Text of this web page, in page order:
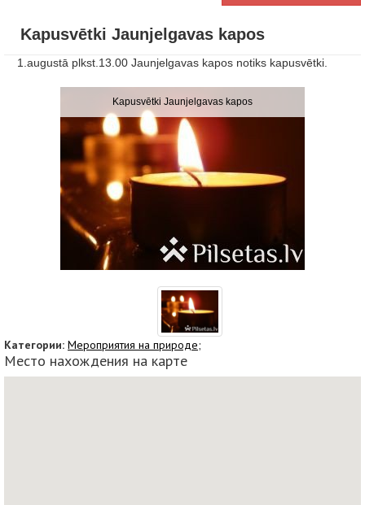
Kapusvētki Jaunjelgavas kapos
1.augustā plkst.13.00 Jaunjelgavas kapos notiks kapusvētki.
Kapusvētki Jaunjelgavas kapos
Категории: Мероприятия на природе;
Место нахождения на карте